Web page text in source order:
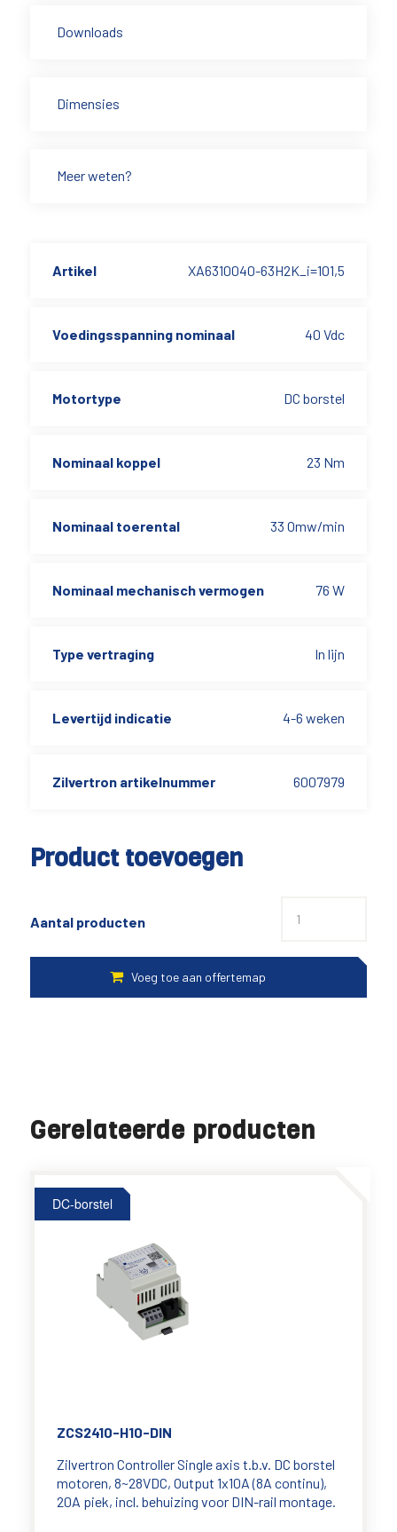
Product toevoegen
Aantal producten
Downloads
Dimensies
Meer weten?
Artikel XA6310040-63H2K_i=101,5
Voedingsspanning nominaal 40 Vdc
Motortype DC borstel
Nominaal koppel 23 Nm
Nominaal toerental 33 Omw/min
Nominaal mechanisch vermogen 76 W
Type vertraging In lijn
Levertijd indicatie 4-6 weken
Zilvertron artikelnummer 6007979
Gerelateerde producten
DC-borstel
ZCS2410-H10-DIN
Zilvertron Controller Single axis t.b.v. DC borstel
motoren, 8~28VDC, Output 1x10A (8A continu),
20A piek, incl. behuizing voor DIN-rail montage.